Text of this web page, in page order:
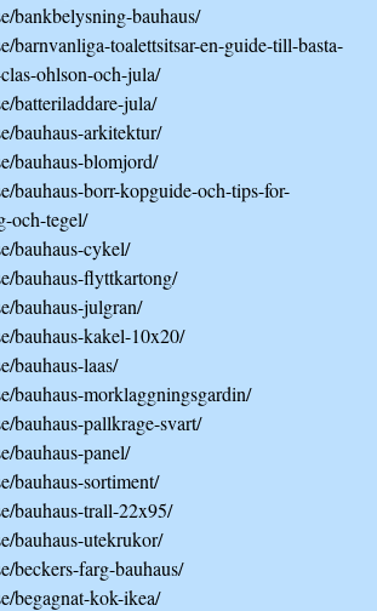
bankbelysning-bauhaus/
barnvanliga-toalettsitsar-en-guide-till-basta-
ohlson-och-jula/
batteriladdare-jula/
bauhaus-arkitektur/
bauhaus-blomjord/
bauhaus-borr-kopguide-och-tips-for-
och-tegel/
bauhaus-cykel/
bauhaus-flyttkartong/
bauhaus-julgran/
bauhaus-kakel-10x20/
bauhaus-laas/
bauhaus-morklaggningsgardin/
bauhaus-pallkrage-svart/
bauhaus-panel/
bauhaus-sortiment/
bauhaus-trall-22x95/
bauhaus-utekrukor/
beckers-farg-bauhaus/
begagnat-kok-ikea/